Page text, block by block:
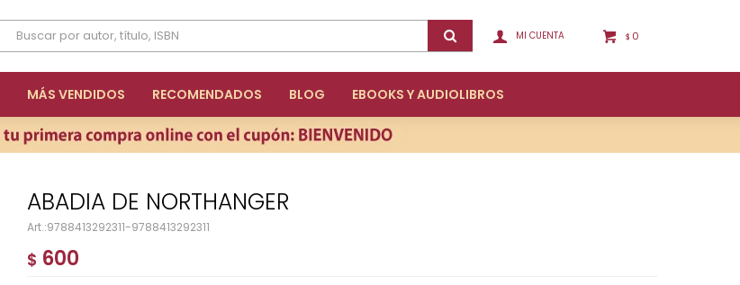
MÁS VENDIDOS RECOMENDADOS BLOG EBOOKS Y AUDIOLIBROS
$ 0
ABADIA DE NORTHANGER
9788413292311-9788413292311
$ 600